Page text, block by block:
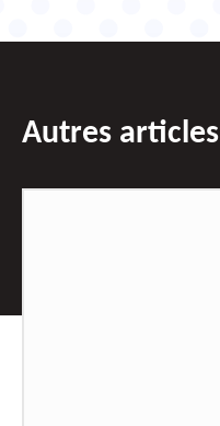
Autres articles